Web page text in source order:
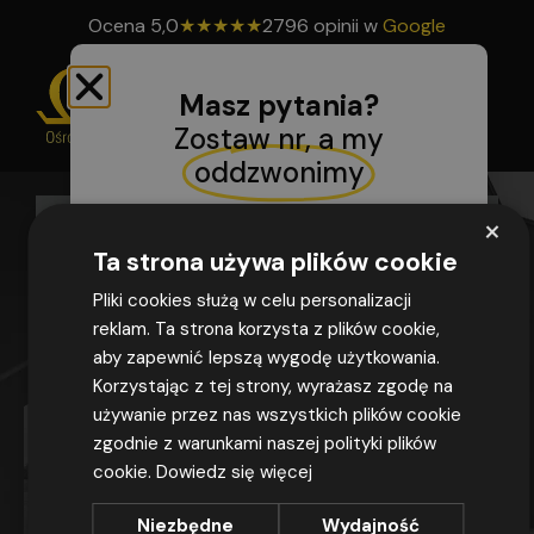
Ocena 5,0★★★★★2796 opinii wGoogle
Search Search
MASZ PYTANIA?
×
Ta strona używa plików cookie
Pliki cookies służą w celu personalizacji
reklam. Ta strona korzysta z plików cookie,
aby zapewnić lepszą wygodę użytkowania.
Korzystając z tej strony, wyrażasz zgodę na
używanie przez nas wszystkich plików cookie
zgodnie z warunkami naszej polityki plików
cookie.Dowiedz się więcej
Niezbędne Wydajność
Masz pytania?
Zostaw nr, a my
oddzwonimy
danych osobowych w postaci imienia,
nazwiska, adresu e-mail i nr tel. (jeżeli został
podany), podanych w powyższym formularzu,
zgodnie z przepisami rozporządzenia
Parlamentu Europejskiego i Rady (UE)
2016/679 z dnia 27 kwietnia 2016 r. w sprawie
ochrony osób fizycznych w związku z
przetwarzaniem danych osobowych i w